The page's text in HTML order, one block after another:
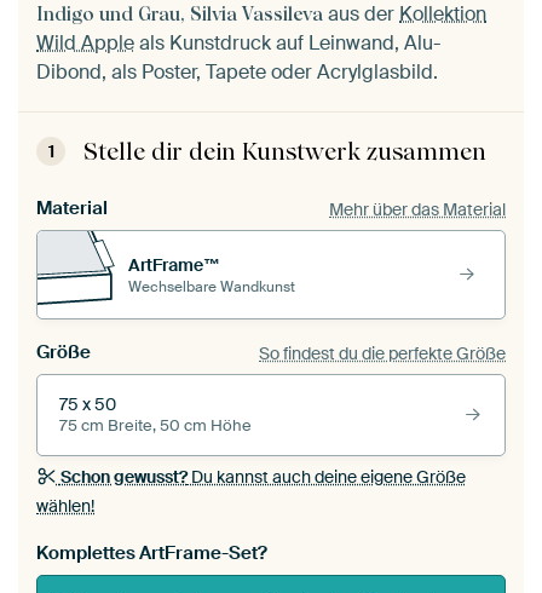
Indigo und Grau, Silvia Vassileva aus derKollektion
Wild Appleals Kunstdruck auf Leinwand, Alu-
Dibond, als Poster, Tapete oder Acrylglasbild.
1 Stelle dir dein Kunstwerk zusammen
Material Mehr über das Material
ArtFrame™
Wechselbare Wandkunst
Größe So findest du die perfekte Größe
75 x 50
75 cm Breite, 50 cm Höhe
Schon gewusst?Du kannst auch deine eigene Größe
wählen!
Komplettes ArtFrame-Set?